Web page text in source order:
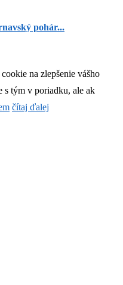
pohár...
na zlepšenie vášho
s tým v poriadku, ale ak
čítaj ďalej